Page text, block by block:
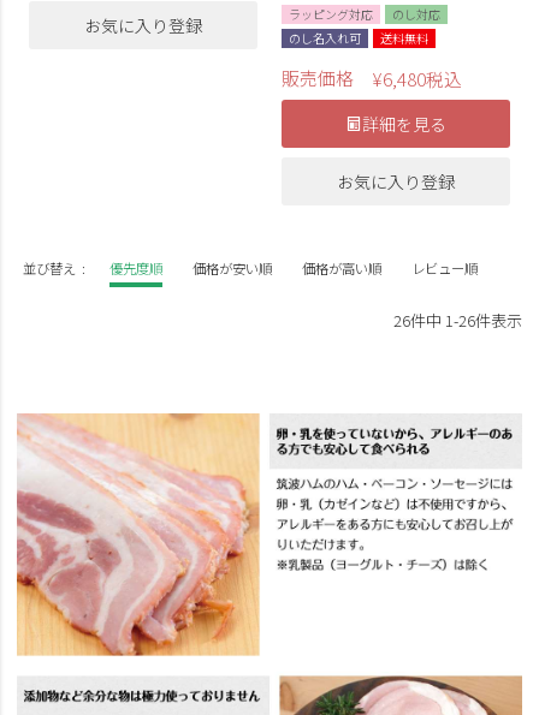
お気に入り登録 ラッピング対応
のし対応
のし名入れ可
送料無料
販売価格 ¥6,480税込
詳細を見る
お気に入り登録
並び替え 優先度順 価格が安い順 価格が高い順 レビュー順
26件中 1-26件表示